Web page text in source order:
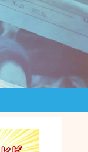
月曜から夜ふかし